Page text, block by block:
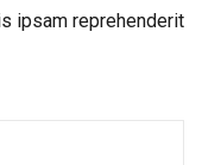
ipsam reprehenderit